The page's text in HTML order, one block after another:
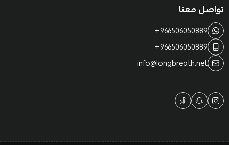
تواصل معنا
+966506050889
+966506050889
info@longbreath.net